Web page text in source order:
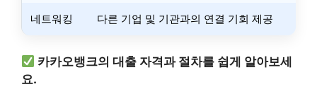
네트워킹 다른 기업 및 기관과의 연결 기회 제공
카카오뱅크의 대출 자격과 절차를 쉽게 알아보세
요.